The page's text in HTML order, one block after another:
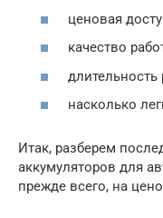
ценовая
качество
длительность
насколько
Итак, разберем
аккумуляторов для
прежде всего, на